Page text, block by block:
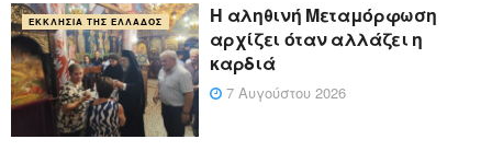
ΕΚΚΛΗΣΊΑ ΤΗΣ ΕΛΛΆΔΟΣ
Η αληθινή Μεταμόρφωση
αρχίζει όταν αλλάζει η
καρδιά
7 Αυγούστου 2026